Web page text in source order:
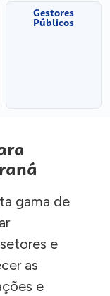
Gestores
Públicos
gama de
e
as
e